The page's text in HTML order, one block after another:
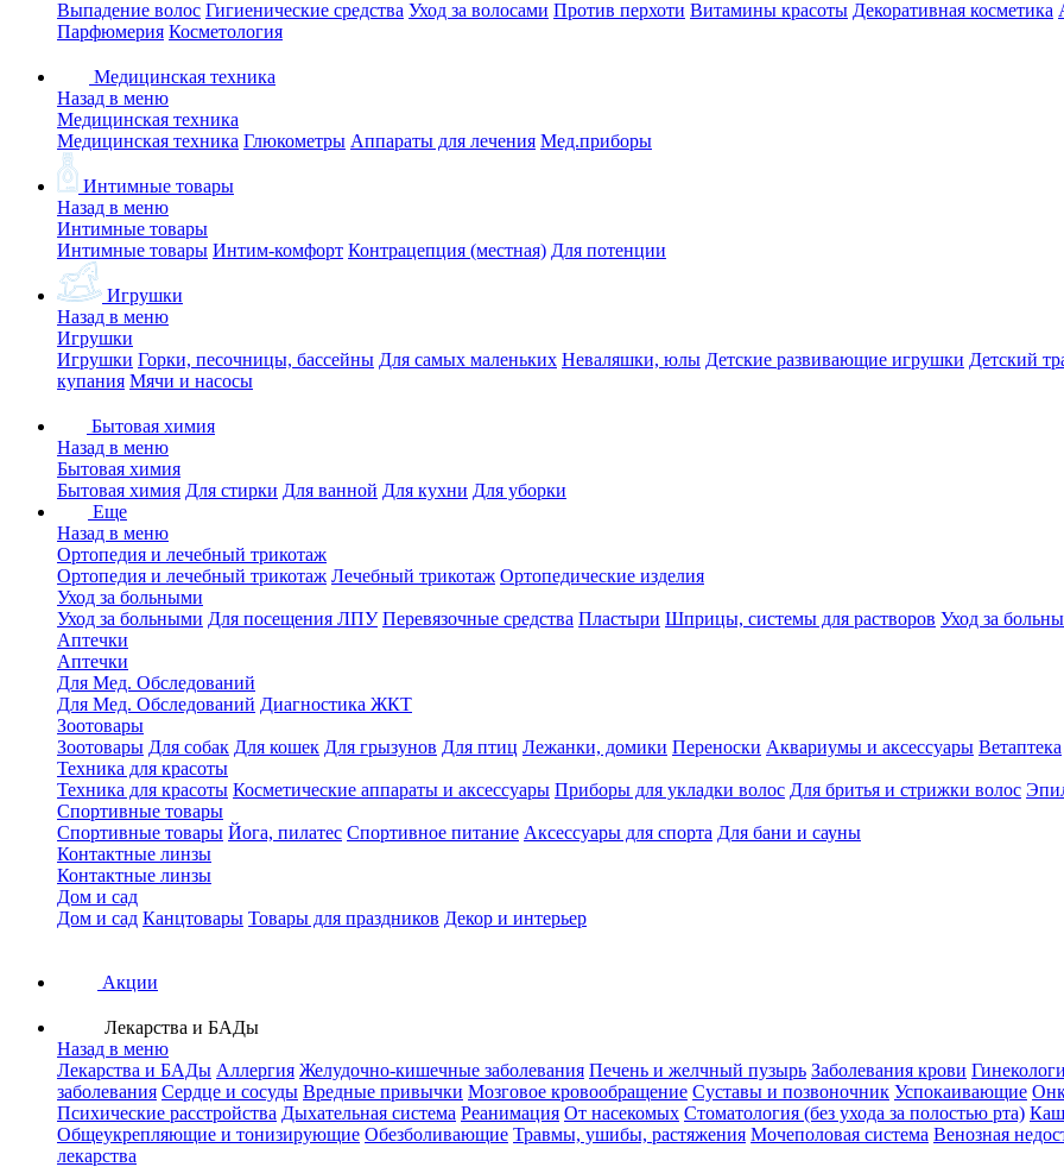
Выпадение волос Гигиенические средства Уход за волосами Против перхоти Витамины красоты Декоративная косметика
Парфюмерия Косметология
Медицинская техника
Назад в меню
Медицинская техника
Медицинская техника Глюкометры Аппараты для лечения Мед.приборы
Интимные товары
Назад в меню
Интимные товары
Интимные товары Интим-комфорт Контрацепция (местная) Для потенции
Игрушки
Назад в меню
Игрушки
Игрушки Горки, песочницы, бассейны Для самых маленьких Неваляшки, юлы Детские развивающие игрушки Детский
купания Мячи и насосы
Бытовая химия
Назад в меню
Бытовая химия
Бытовая химия Для стирки Для ванной Для кухни Для уборки
Еще
Назад в меню
Ортопедия и лечебный трикотаж
Ортопедия и лечебный трикотаж Лечебный трикотаж Ортопедические изделия
Уход за больными
Уход за больными Для посещения ЛПУ Перевязочные средства Пластыри Шприцы, системы для растворов Уход за
Аптечки
Аптечки
Для Мед. Обследований
Для Мед. Обследований Диагностика ЖКТ
Зоотовары
Зоотовары Для собак Для кошек Для грызунов Для птиц Лежанки, домики Переноски Аквариумы и аксессуары Ветаптека
Техника для красоты
Техника для красоты Косметические аппараты и аксессуары Приборы для укладки волос Для бритья и стрижки волос
Спортивные товары
Спортивные товары Йога, пилатес Спортивное питание Аксессуары для спорта Для бани и сауны
Контактные линзы
Контактные линзы
Дом и сад
Дом и сад Канцтовары Товары для праздников Декор и интерьер
Акции
Лекарства и БАДы
Назад в меню
Лекарства и БАДы Аллергия Желудочно-кишечные заболевания Печень и желчный пузырь Заболевания крови
заболевания Сердце и сосуды Вредные привычки Мозговое кровообращение Суставы и позвоночник Успокаивающие
Психические расстройства Дыхательная система Реанимация От насекомых Стоматология (без ухода за полостью рта)
Общеукрепляющие и тонизирующие Обезболивающие Травмы, ушибы, растяжения Мочеполовая система Венозная
лекарства